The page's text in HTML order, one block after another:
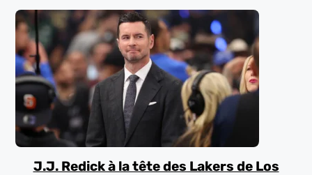
J.J. Redick à la tête des Lakers de Los